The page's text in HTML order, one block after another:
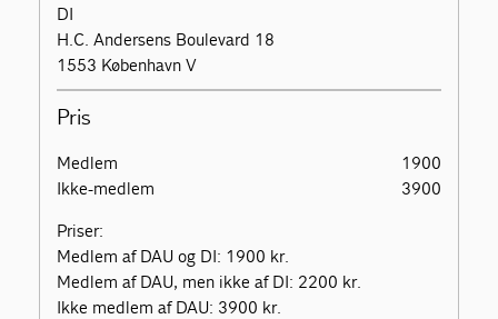
DI
H.C. Andersens Boulevard 18
1553 København V
Pris
Medlem
1900
Ikke-medlem
3900
Priser:
Medlem af DAU og DI: 1900 kr.
Medlem af DAU, men ikke af DI: 2200 kr.
Ikke medlem af DAU: 3900 kr.